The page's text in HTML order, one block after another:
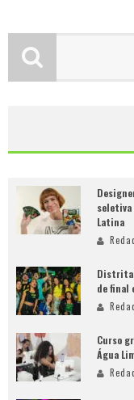
seletiva
Latina
Distrital
de final
Curso
Água